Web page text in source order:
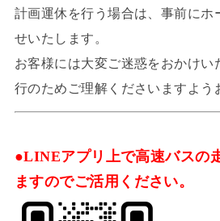
計画運休を行う場合は、事前にホ
せいたします。
お客様には大変ご迷惑をおかけい
行のためご理解くださいますよう
●LINEアプリ上で高速バスの
ますのでご活用ください。